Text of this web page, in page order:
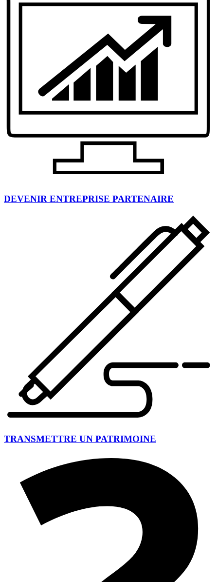
DEVENIR ENTREPRISE PARTENAIRE
TRANSMETTRE UN PATRIMOINE